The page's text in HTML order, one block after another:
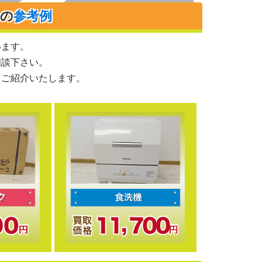
参考例
す。
下さい。
紹介いたします。